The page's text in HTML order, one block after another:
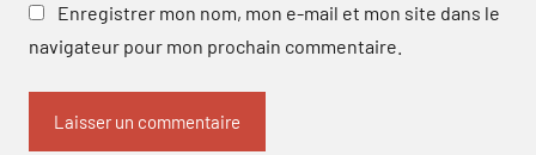
Enregistrer mon nom, mon e-mail et mon site dans le
navigateur pour mon prochain commentaire.